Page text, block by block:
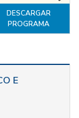
DESCARGAR
PROGRAMA
E